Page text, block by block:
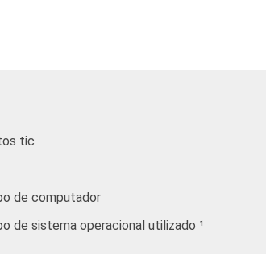
outubro de 2012 e fevereiro de 2013.
tic
de computador
de sistema operacional utilizado ¹